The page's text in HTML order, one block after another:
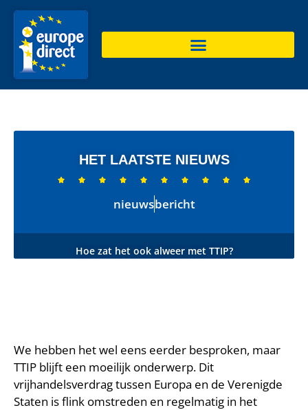
HET LAATSTE NIEUWS
         
nieuwsbericht
Hoe zat het ook alweer met TTIP?
We hebben het wel eens eerder besproken, maar
TTIP blijft een moeilijk onderwerp. Dit
vrijhandelsverdrag tussen Europa en de Verenigde
Staten is flink omstreden en regelmatig in het